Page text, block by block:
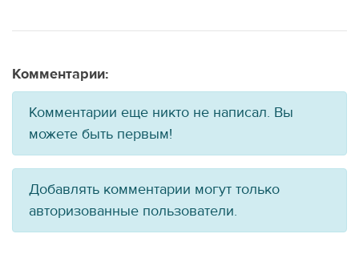
Комментарии:
Комментарии еще никто не написал. Вы
можете быть первым!
Добавлять комментарии могут только
авторизованные пользователи.